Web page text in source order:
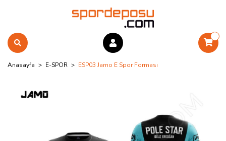
Anasayfa E-SPOR ESP03 Jamo E Spor Forması